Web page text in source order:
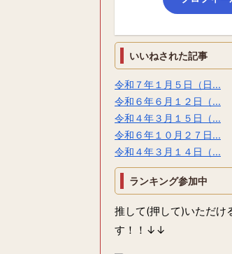
いいねされた記事
令和７年１月５日（日...
令和６年６月１２日（...
令和４年３月１５日（...
令和６年１０月２７日...
令和４年３月１４日（...
ランキング参加中
推して(押して)いただけ
す！！↓↓